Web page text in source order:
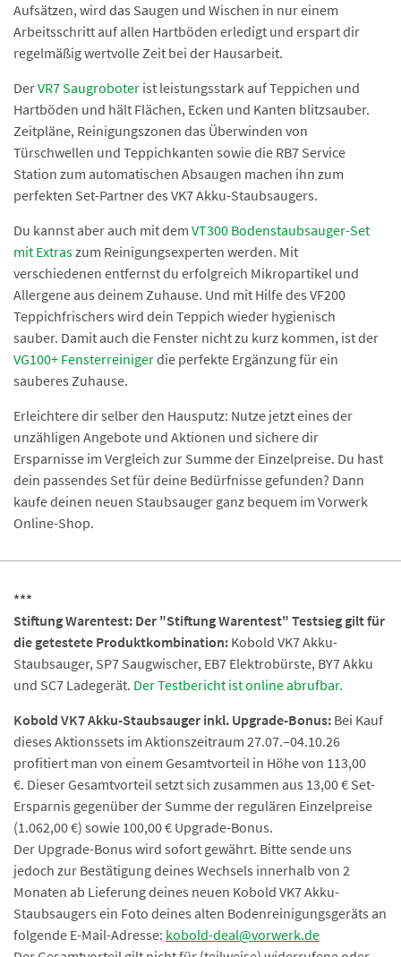
Aufsätzen, wird das Saugen und Wischen in nur einem
Arbeitsschritt auf allen Hartböden erledigt und erspart dir
regelmäßig wertvolle Zeit bei der Hausarbeit.
DerVR7 Saugroboter ist leistungsstark auf Teppichen und
Hartböden und hält Flächen, Ecken und Kanten blitzsauber.
Zeitpläne, Reinigungszonen das Überwinden von
Türschwellen und Teppichkanten sowie die RB7 Service
Station zum automatischen Absaugen machen ihn zum
perfekten Set-Partner des VK7 Akku-Staubsaugers.
Du kannst aber auch mit dem VT300 Bodenstaubsauger-Set
mit Extraszum Reinigungsexperten werden. Mit
verschiedenen entfernst du erfolgreich Mikropartikel und
Allergene aus deinem Zuhause. Und mit Hilfe des VF200
Teppichfrischers wird dein Teppich wieder hygienisch
sauber. Damit auch die Fenster nicht zu kurz kommen, ist der
VG100+ Fensterreinigerdie perfekte Ergänzung für ein
sauberes Zuhause.
Erleichtere dir selber den Hausputz: Nutze jetzt eines der
unzähligen Angebote und Aktionen und sichere dir
Ersparnisse im Vergleich zur Summe der Einzelpreise. Du hast
dein passendes Set für deine Bedürfnisse gefunden? Dann
kaufe deinen neuen Staubsauger ganz bequem im Vorwerk
Online-Shop.
***
Stiftung Warentest: Der "Stiftung Warentest" Testsieg gilt für
die getestete Produktkombination: Kobold VK7 Akku-
Staubsauger, SP7 Saugwischer, EB7 Elektrobürste, BY7 Akku
und SC7 Ladegerät. Der Testbericht ist online abrufbar.
Kobold VK7 Akku-Staubsauger inkl. Upgrade-Bonus: Bei Kauf
dieses Aktionssets im Aktionszeitraum 27.07.–04.10.26
profitiert man von einem Gesamtvorteil in Höhe von 113,00
€. Dieser Gesamtvorteil setzt sich zusammen aus 13,00 € Set-
Ersparnis gegenüber der Summe der regulären Einzelpreise
(1.062,00 €) sowie 100,00 € Upgrade-Bonus.
Der Upgrade-Bonus wird sofort gewährt. Bitte sende uns
jedoch zur Bestätigung deines Wechsels innerhalb von 2
Monaten ab Lieferung deines neuen Kobold VK7 Akku-
Staubsaugers ein Foto deines alten Bodenreinigungsgeräts an
folgende E-Mail-Adresse: kobold-deal@vorwerk.de